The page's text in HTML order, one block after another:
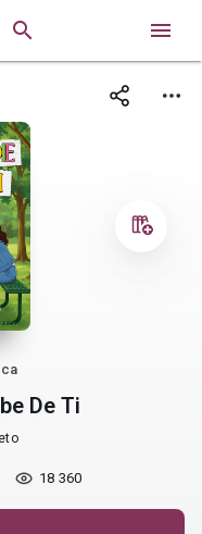
 
De Ti
18 360